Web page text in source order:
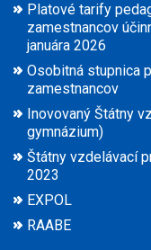
Platové tarify
zamestnancov
januára 2026
Osobitná stupnica
zamestnancov
Inovovaný Štátny
gymnázium)
Štátny vzdelávací
2023
EXPOL
RAABE